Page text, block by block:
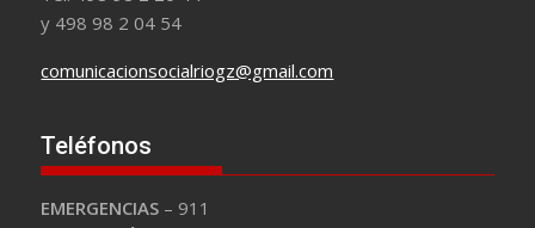
y 498 98 2 04 54
comunicacionsocialriogz@gmail.com
Teléfonos
EMERGENCIAS – 911